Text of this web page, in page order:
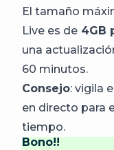
El tamaño
Live es de 4GB
una
60 minutos.
Consejo: vigila
en directo para
tiempo.
Bono!!